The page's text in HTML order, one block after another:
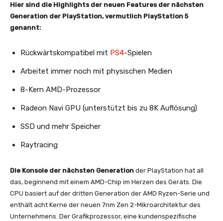
Hier sind die Highlights der neuen Features der nächsten
Generation der PlayStation, vermutlich PlayStation 5
genannt:
Rückwärtskompatibel mit PS4-Spielen
Arbeitet immer noch mit physischen Medien
8-Kern AMD-Prozessor
Radeon Navi GPU (unterstützt bis zu 8K Auflösung)
SSD und mehr Speicher
Raytracing
Die Konsole der nächsten Generation der PlayStation hat all
das, beginnend mit einem AMD-Chip im Herzen des Geräts. Die
CPU basiert auf der dritten Generation der AMD Ryzen-Serie und
enthält acht Kerne der neuen 7nm Zen 2-Mikroarchitektur des
Unternehmens. Der Grafikprozessor, eine kundenspezifische